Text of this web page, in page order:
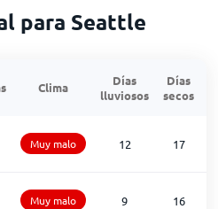
para Seattle
Clima
Días
lluviosos
Días
secos
Muy malo 12 17
Muy malo 9 16